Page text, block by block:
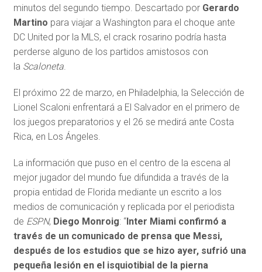
minutos del segundo tiempo. Descartado porGerardo
Martino para viajar a Washington para el choque ante
DC United por la MLS, el crack rosarino podría hasta
perderse alguno de los partidos amistosos con
la Scaloneta.
El próximo 22 de marzo, en Philadelphia, la Selección de
Lionel Scaloni enfrentará a El Salvador en el primero de
los juegos preparatorios y el 26 se medirá ante Costa
Rica, en Los Ángeles.
La información que puso en el centro de la escena al
mejor jugador del mundo fue difundida a través de la
propia entidad de Florida mediante un escrito a los
medios de comunicación y replicada por el periodista
de ESPN, Diego Monroig: “Inter Miami confirmó a
través de un comunicado de prensa que Messi,
después de los estudios que se hizo ayer, sufrió una
pequeña lesión en el isquiotibial de la pierna